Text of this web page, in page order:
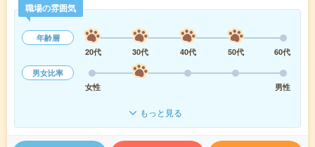
職場の雰囲気
年齢層
20代
30代 40代 50代
60代
男女比率
女性
男性
もっと見る